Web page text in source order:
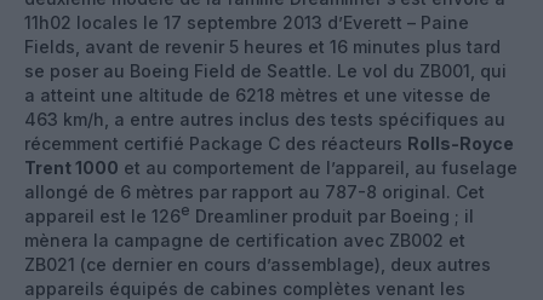
11h02 locales le 17 septembre 2013 d’Everett – Paine
Fields, avant de revenir 5 heures et 16 minutes plus tard
se poser au Boeing Field de Seattle. Le vol du ZB001, qui
a atteint une altitude de 6218 mètres et une vitesse de
463 km/h, a entre autres inclus des tests spécifiques au
récemment certifié Package C des réacteurs Rolls-Royce
Trent 1000 et au comportement de l’appareil, au fuselage
allongé de 6 mètres par rapport au 787-8 original. Cet
appareil est le 126e Dreamliner produit par Boeing ; il
mènera la campagne de certification avec ZB002 et
ZB021 (ce dernier en cours d’assemblage), deux autres
appareils équipés de cabines complètes venant les